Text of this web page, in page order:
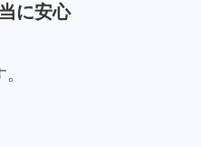
に安心